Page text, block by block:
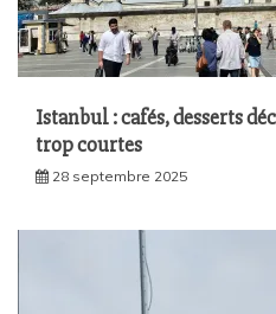
Istanbul : cafés, desserts
trop courtes
28 septembre 2025